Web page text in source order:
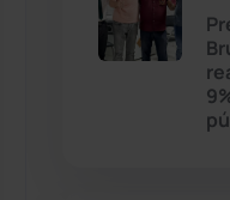
Chapada